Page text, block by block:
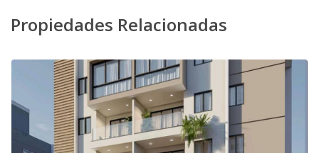
Propiedades Relacionadas